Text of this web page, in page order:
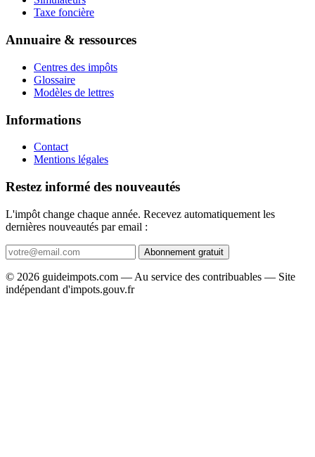
Taxe foncière
Annuaire & ressources
Centres des impôts
Glossaire
Modèles de lettres
Informations
Contact
Mentions légales
Restez informé des nouveautés
L'impôt change chaque année. Recevez automatiquement les
dernières nouveautés par email :
Abonnement gratuit
© 2026 guideimpots.com — Au service des contribuables — Site
indépendant d'impots.gouv.fr